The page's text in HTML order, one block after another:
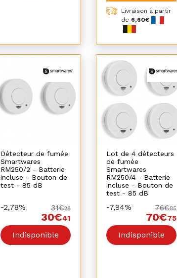
Livraison à partir
de 6,60€
Détecteur de fumée
Smartwares
RM250/2 - Batterie
incluse - Bouton de
test - 85 dB
-2,78% 31€28
30€41
Indisponible
Lot de 4 détecteurs
de fumée
Smartwares
RM250/4 - Batterie
incluse - Bouton de
test - 85 dB
-7,94% 76€85
70€75
Indisponible